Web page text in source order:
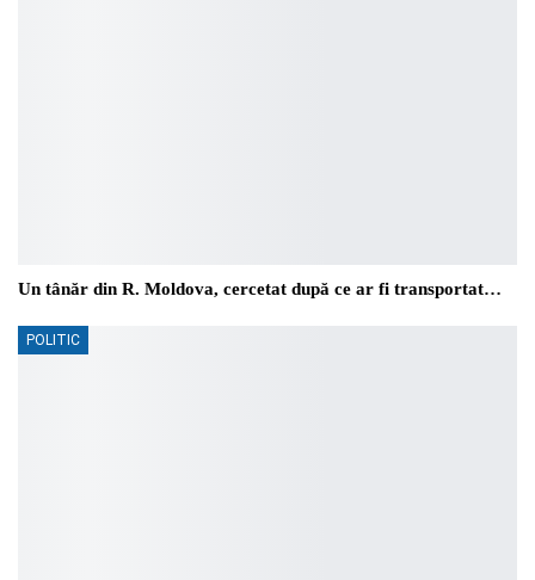
Un tânăr din R. Moldova, cercetat după ce ar fi transportat…
POLITIC